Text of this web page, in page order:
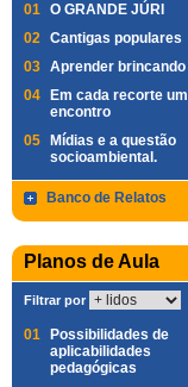
01 O GRANDE JÚRI
02 Cantigas populares
03 Aprender brincando
04
Em cada recorte um
encontro
05
Mídias e a questão
socioambiental.
Banco de Relatos
Planos de Aula
Filtrar por
01
Possibilidades de
aplicabilidades
pedagógicas